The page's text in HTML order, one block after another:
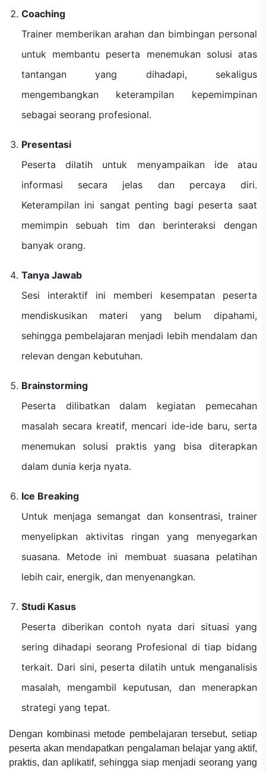
Coaching
Trainer memberikan arahan dan bimbingan personal
untuk membantu peserta menemukan solusi atas
tantangan yang dihadapi, sekaligus
mengembangkan keterampilan kepemimpinan
sebagai seorang profesional.
Presentasi
Peserta dilatih untuk menyampaikan ide atau
informasi secara jelas dan percaya diri.
Keterampilan ini sangat penting bagi peserta saat
memimpin sebuah tim dan berinteraksi dengan
banyak orang.
Tanya Jawab
Sesi interaktif ini memberi kesempatan peserta
mendiskusikan materi yang belum dipahami,
sehingga pembelajaran menjadi lebih mendalam dan
relevan dengan kebutuhan.
Brainstorming
Peserta dilibatkan dalam kegiatan pemecahan
masalah secara kreatif, mencari ide-ide baru, serta
menemukan solusi praktis yang bisa diterapkan
dalam dunia kerja nyata.
Ice Breaking
Untuk menjaga semangat dan konsentrasi, trainer
menyelipkan aktivitas ringan yang menyegarkan
suasana. Metode ini membuat suasana pelatihan
lebih cair, energik, dan menyenangkan.
Studi Kasus
Peserta diberikan contoh nyata dari situasi yang
sering dihadapi seorang Profesional di tiap bidang
terkait. Dari sini, peserta dilatih untuk menganalisis
masalah, mengambil keputusan, dan menerapkan
strategi yang tepat.
Dengan kombinasi metode pembelajaran tersebut, setiap
peserta akan mendapatkan pengalaman belajar yang aktif,
praktis, dan aplikatif, sehingga siap menjadi seorang yang